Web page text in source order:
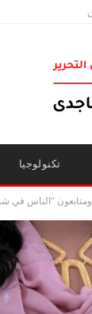
تكنولوجيا
“الناس في